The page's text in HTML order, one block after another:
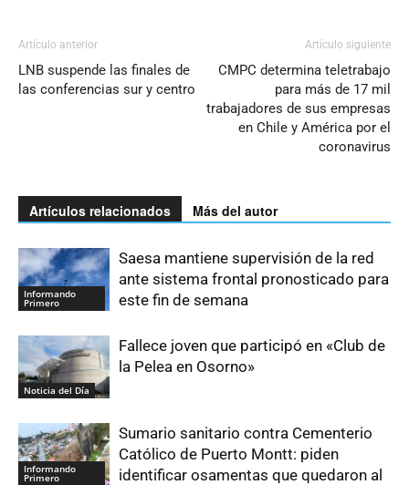
Artículo anterior
LNB suspende las finales de
las conferencias sur y centro
Artículo siguiente
CMPC determina teletrabajo
para más de 17 mil
trabajadores de sus empresas
en Chile y América por el
coronavirus
Artículos relacionados Más del autor
Informando
Primero
Saesa mantiene supervisión de la red
ante sistema frontal pronosticado para
este fin de semana
Noticia del Día
Fallece joven que participó en «Club de
la Pelea en Osorno»
Informando
Primero
Sumario sanitario contra Cementerio
Católico de Puerto Montt: piden
identificar osamentas que quedaron al